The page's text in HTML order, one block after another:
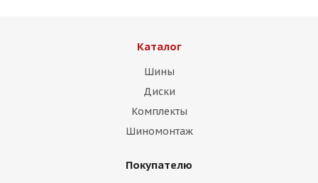
Каталог
Шины
Диски
Комплекты
Шиномонтаж
Покупателю